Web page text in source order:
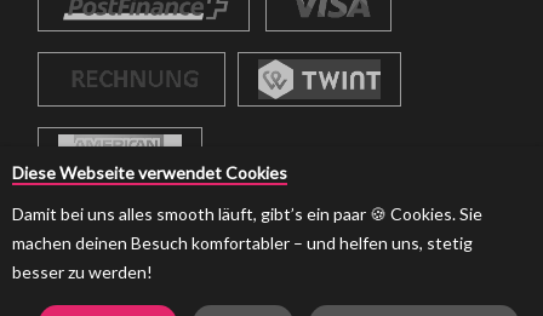
© 2026 strumpf-boutique.ch
Diese Webseite verwendet Cookies
Damit bei uns alles smooth läuft, gibt’s ein paar 🍪 Cookies. Sie
machen deinen Besuch komfortabler – und helfen uns, stetig
besser zu werden!